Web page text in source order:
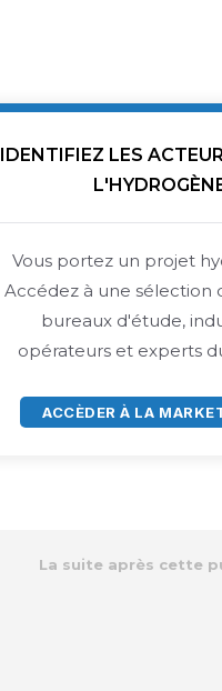
IDENTIFIEZ LES
Vous portez un projet
Accédez à une sélection
bureaux d'étude,
opérateurs et experts
ACCÈDER À LA